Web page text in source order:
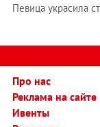
Певица украсила
Про нас
Реклама на сайте
Ивенты